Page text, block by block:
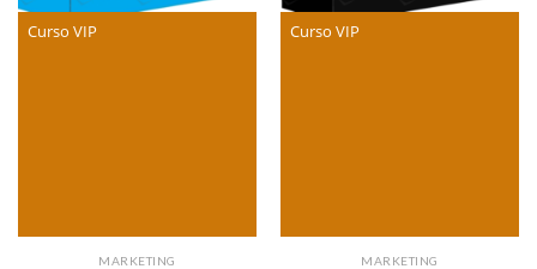
Curso VIP
MARKETING
Curso VIP
MARKETING